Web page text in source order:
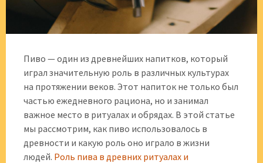
Пиво — один из древнейших напитков, который
играл значительную роль в различных культурах
на протяжении веков. Этот напиток не только был
частью ежедневного рациона, но и занимал
важное место в ритуалах и обрядах. В этой статье
мы рассмотрим, как пиво использовалось в
древности и какую роль оно играло в жизни
людей. Роль пива в древних ритуалах и